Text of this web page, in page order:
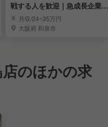
戦する人を歓迎｜急成長企業で
キャリアを実現
月収/24~35万円
大阪府 和泉市
のほかの求